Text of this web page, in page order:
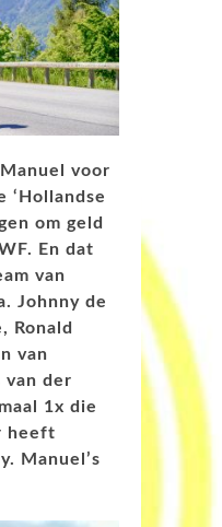
voor
‘Hollandse
om geld
En dat
van
Johnny de
Ronald
van
van der
1x die
heeft
Manuel’s